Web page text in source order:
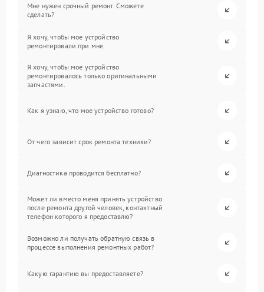
Мне нужен срочный ремонт. Сможете
сделать?
Я хочу, чтобы мое устройство
ремонтировали при мне.
Я хочу, чтобы мое устройство
ремонтировалось только оригинальными
запчастями.
Как я узнаю, что мое устройство готово?
От чего зависит срок ремонта техники?
Диагностика проводится бесплатно?
Может ли вместо меня принять устройство
после ремонта другой человек, контактный
телефон которого я предоставлю?
Возможно ли получать обратную связь в
процессе выполнения ремонтных работ?
Какую гарантию вы предоставляете?